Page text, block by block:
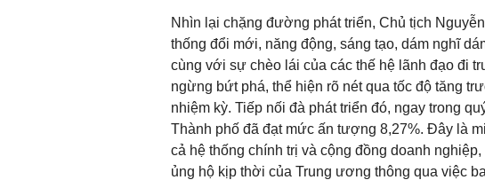
Nhìn lại chặng đường phát triển, Chủ tịch
thống đổi mới, năng động, sáng tạo, dám nghĩ
cùng với sự chèo lái của các thế hệ lãnh đạo đi
ngừng bứt phá, thể hiện rõ nét qua tốc độ tăng
nhiệm kỳ. Tiếp nối đà phát triển đó, ngay trong
Thành phố đã đạt mức ấn tượng 8,27%. Đây là
cả hệ thống chính trị và cộng đồng doanh
ủng hộ kịp thời của Trung ương thông qua việc